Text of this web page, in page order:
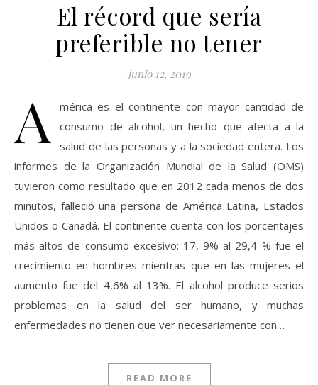
El récord que sería
preferible no tener
junio 12, 2019
A
mérica es el continente con mayor cantidad de
consumo de alcohol, un hecho que afecta a la
salud de las personas y a la sociedad entera. Los
informes de la Organización Mundial de la Salud (OMS)
tuvieron como resultado que en 2012 cada menos de dos
minutos, falleció una persona de América Latina, Estados
Unidos o Canadá. El continente cuenta con los porcentajes
más altos de consumo excesivo: 17, 9% al 29,4 % fue el
crecimiento en hombres mientras que en las mujeres el
aumento fue del 4,6% al 13%. El alcohol produce serios
problemas en la salud del ser humano, y muchas
enfermedades no tienen que ver necesariamente con…
READ MORE